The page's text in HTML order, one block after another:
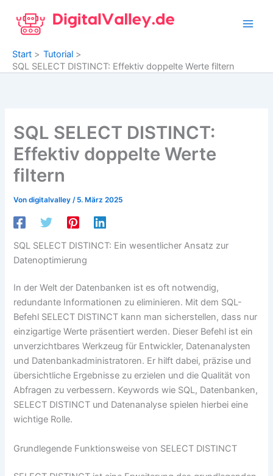
Inhalt
springen
Start
Tutorial
SQL SELECT DISTINCT: Effektiv doppelte Werte filtern
SQL SELECT DISTINCT:
Effektiv doppelte Werte
filtern
Vondigitalvalley/ 5. März 2025
SQL SELECT DISTINCT: Ein wesentlicher Ansatz zur
Datenoptimierung
In der Welt der Datenbanken ist es oft notwendig,
redundante Informationen zu eliminieren. Mit dem SQL-
Befehl SELECT DISTINCT kann man sicherstellen, dass nur
einzigartige Werte präsentiert werden. Dieser Befehl ist ein
unverzichtbares Werkzeug für Entwickler, Datenanalysten
und Datenbankadministratoren. Er hilft dabei, präzise und
übersichtliche Ergebnisse zu erzielen und die Qualität von
Abfragen zu verbessern. Keywords wie SQL, Datenbanken,
SELECT DISTINCT und Datenanalyse spielen hierbei eine
wichtige Rolle.
Grundlegende Funktionsweise von SELECT DISTINCT